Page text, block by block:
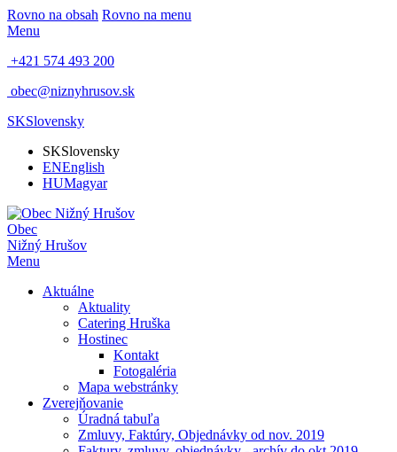
Rovno na obsah Rovno na menu
Menu
+421 574 493 200
obec@niznyhrusov.sk
SKSlovensky
SKSlovensky
ENEnglish
HUMagyar
Obec
Nižný Hrušov
Menu
Aktuálne
Aktuality
Catering Hruška
Hostinec
Kontakt
Fotogaléria
Mapa webstránky
Zverejňovanie
Úradná tabuľa
Zmluvy, Faktúry, Objednávky od nov. 2019